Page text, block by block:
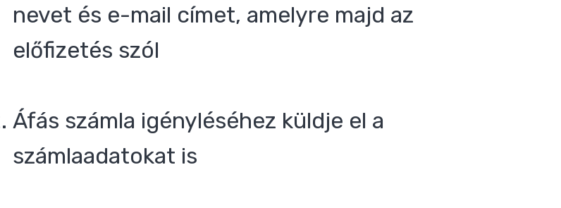
nevet és e-mail címet, amelyre majd az
előfizetés szól
Áfás számla igényléséhez küldje el a
számlaadatokat is